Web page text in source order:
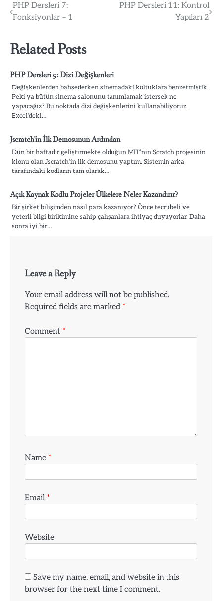
Post
navigation
PHP Dersleri 7:
Fonksiyonlar – 1
PHP Dersleri 11: Kontrol
Yapıları 2
Related Posts
PHP Dersleri 9: Dizi Değişkenleri
Değişkenlerden bahsederken sinemadaki koltuklara benzetmiştik.
Peki ya bütün sinema salonunu tanımlamak istersek ne
yapacağız? Bu noktada dizi değişkenlerini kullanabiliyoruz.
Excel’deki…
Jscratch’in İlk Demosunun Ardından
Dün bir haftadır geliştirmekte olduğun MIT’nin Scratch projesinin
klonu olan Jscratch’in ilk demosunu yaptım. Sistemin arka
tarafındaki kodların tam olarak…
Açık Kaynak Kodlu Projeler Ülkelere Neler Kazandırır?
Bir şirket bilişimden nasıl para kazanıyor? Önce tecrübeli ve
yeterli bilgi birikimine sahip çalışanlara ihtiyaç duyuyorlar. Daha
sonra iyi bir…
Leave a Reply
Your email address will not be published.
Required fields are marked *
Comment *
Name *
Email *
Website
Save my name, email, and website in this
browser for the next time I comment.